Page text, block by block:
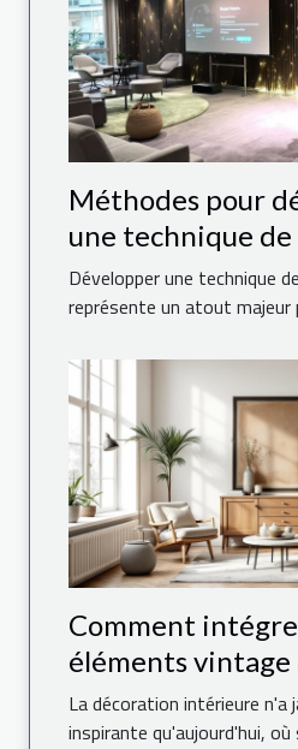
Méthodes pour
une technique
précise
Développer une technique
représente un atout
Comment
éléments vintage
décoration
La décoration intérieure n'a
inspirante qu'aujourd'hui,